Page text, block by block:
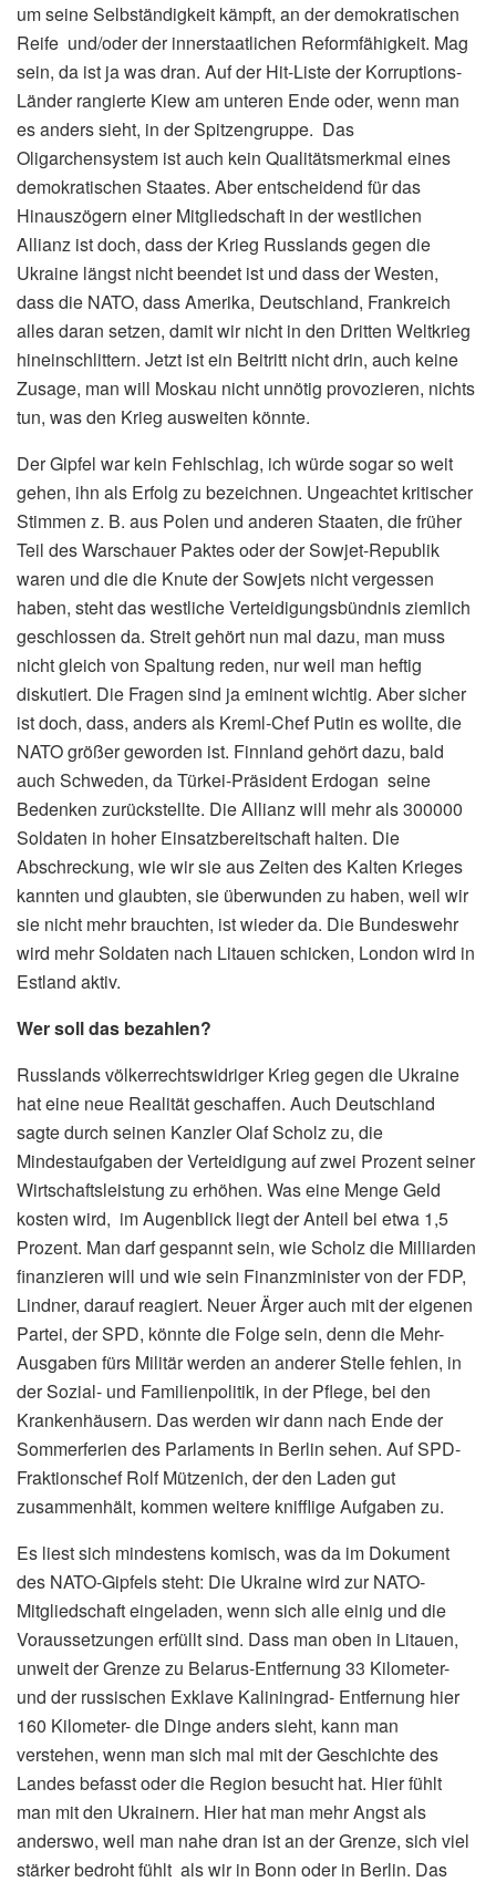
um seine Selbständigkeit kämpft, an der demokratischen
Reife und/oder der innerstaatlichen Reformfähigkeit. Mag
sein, da ist ja was dran. Auf der Hit-Liste der Korruptions-
Länder rangierte Kiew am unteren Ende oder, wenn man
es anders sieht, in der Spitzengruppe. Das
Oligarchensystem ist auch kein Qualitätsmerkmal eines
demokratischen Staates. Aber entscheidend für das
Hinauszögern einer Mitgliedschaft in der westlichen
Allianz ist doch, dass der Krieg Russlands gegen die
Ukraine längst nicht beendet ist und dass der Westen,
dass die NATO, dass Amerika, Deutschland, Frankreich
alles daran setzen, damit wir nicht in den Dritten Weltkrieg
hineinschlittern. Jetzt ist ein Beitritt nicht drin, auch keine
Zusage, man will Moskau nicht unnötig provozieren, nichts
tun, was den Krieg ausweiten könnte.
Der Gipfel war kein Fehlschlag, ich würde sogar so weit
gehen, ihn als Erfolg zu bezeichnen. Ungeachtet kritischer
Stimmen z. B. aus Polen und anderen Staaten, die früher
Teil des Warschauer Paktes oder der Sowjet-Republik
waren und die die Knute der Sowjets nicht vergessen
haben, steht das westliche Verteidigungsbündnis ziemlich
geschlossen da. Streit gehört nun mal dazu, man muss
nicht gleich von Spaltung reden, nur weil man heftig
diskutiert. Die Fragen sind ja eminent wichtig. Aber sicher
ist doch, dass, anders als Kreml-Chef Putin es wollte, die
NATO größer geworden ist. Finnland gehört dazu, bald
auch Schweden, da Türkei-Präsident Erdogan seine
Bedenken zurückstellte. Die Allianz will mehr als 300000
Soldaten in hoher Einsatzbereitschaft halten. Die
Abschreckung, wie wir sie aus Zeiten des Kalten Krieges
kannten und glaubten, sie überwunden zu haben, weil wir
sie nicht mehr brauchten, ist wieder da. Die Bundeswehr
wird mehr Soldaten nach Litauen schicken, London wird in
Estland aktiv.
Wer soll das bezahlen?
Russlands völkerrechtswidriger Krieg gegen die Ukraine
hat eine neue Realität geschaffen. Auch Deutschland
sagte durch seinen Kanzler Olaf Scholz zu, die
Mindestaufgaben der Verteidigung auf zwei Prozent seiner
Wirtschaftsleistung zu erhöhen. Was eine Menge Geld
kosten wird, im Augenblick liegt der Anteil bei etwa 1,5
Prozent. Man darf gespannt sein, wie Scholz die Milliarden
finanzieren will und wie sein Finanzminister von der FDP,
Lindner, darauf reagiert. Neuer Ärger auch mit der eigenen
Partei, der SPD, könnte die Folge sein, denn die Mehr-
Ausgaben fürs Militär werden an anderer Stelle fehlen, in
der Sozial- und Familienpolitik, in der Pflege, bei den
Krankenhäusern. Das werden wir dann nach Ende der
Sommerferien des Parlaments in Berlin sehen. Auf SPD-
Fraktionschef Rolf Mützenich, der den Laden gut
zusammenhält, kommen weitere knifflige Aufgaben zu.
Es liest sich mindestens komisch, was da im Dokument
des NATO-Gipfels steht: Die Ukraine wird zur NATO-
Mitgliedschaft eingeladen, wenn sich alle einig und die
Voraussetzungen erfüllt sind. Dass man oben in Litauen,
unweit der Grenze zu Belarus-Entfernung 33 Kilometer-
und der russischen Exklave Kaliningrad- Entfernung hier
160 Kilometer- die Dinge anders sieht, kann man
verstehen, wenn man sich mal mit der Geschichte des
Landes befasst oder die Region besucht hat. Hier fühlt
man mit den Ukrainern. Hier hat man mehr Angst als
anderswo, weil man nahe dran ist an der Grenze, sich viel
stärker bedroht fühlt als wir in Bonn oder in Berlin. Das